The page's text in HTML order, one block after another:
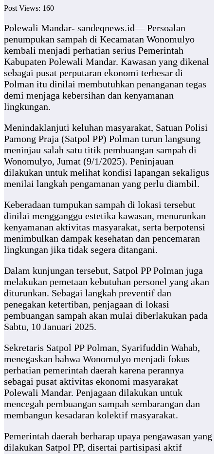
Post Views: 160
Polewali Mandar- sandeqnews.id— Persoalan
penumpukan sampah di Kecamatan Wonomulyo
kembali menjadi perhatian serius Pemerintah
Kabupaten Polewali Mandar. Kawasan yang dikenal
sebagai pusat perputaran ekonomi terbesar di
Polman itu dinilai membutuhkan penanganan tegas
demi menjaga kebersihan dan kenyamanan
lingkungan.
Menindaklanjuti keluhan masyarakat, Satuan Polisi
Pamong Praja (Satpol PP) Polman turun langsung
meninjau salah satu titik pembuangan sampah di
Wonomulyo, Jumat (9/1/2025). Peninjauan
dilakukan untuk melihat kondisi lapangan sekaligus
menilai langkah pengamanan yang perlu diambil.
Keberadaan tumpukan sampah di lokasi tersebut
dinilai mengganggu estetika kawasan, menurunkan
kenyamanan aktivitas masyarakat, serta berpotensi
menimbulkan dampak kesehatan dan pencemaran
lingkungan jika tidak segera ditangani.
Dalam kunjungan tersebut, Satpol PP Polman juga
melakukan pemetaan kebutuhan personel yang akan
diturunkan. Sebagai langkah preventif dan
penegakan ketertiban, penjagaan di lokasi
pembuangan sampah akan mulai diberlakukan pada
Sabtu, 10 Januari 2025.
Sekretaris Satpol PP Polman, Syarifuddin Wahab,
menegaskan bahwa Wonomulyo menjadi fokus
perhatian pemerintah daerah karena perannya
sebagai pusat aktivitas ekonomi masyarakat
Polewali Mandar. Penjagaan dilakukan untuk
mencegah pembuangan sampah sembarangan dan
membangun kesadaran kolektif masyarakat.
Pemerintah daerah berharap upaya pengawasan yang
dilakukan Satpol PP, disertai partisipasi aktif